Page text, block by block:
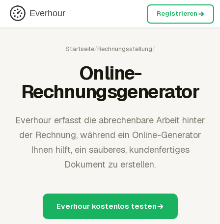
Everhour Registrieren
Startseite/Rechnungsstellung/
Online-
Rechnungsgenerator
Everhour erfasst die abrechenbare Arbeit hinter
der Rechnung, während ein Online-Generator
Ihnen hilft, ein sauberes, kundenfertiges
Dokument zu erstellen.
Everhour kostenlos testen